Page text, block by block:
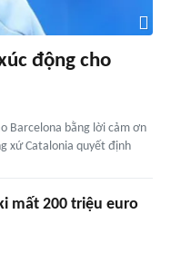
động cho
Barcelona bằng lời cảm ơn
xứ Catalonia quyết định
mất 200 triệu euro